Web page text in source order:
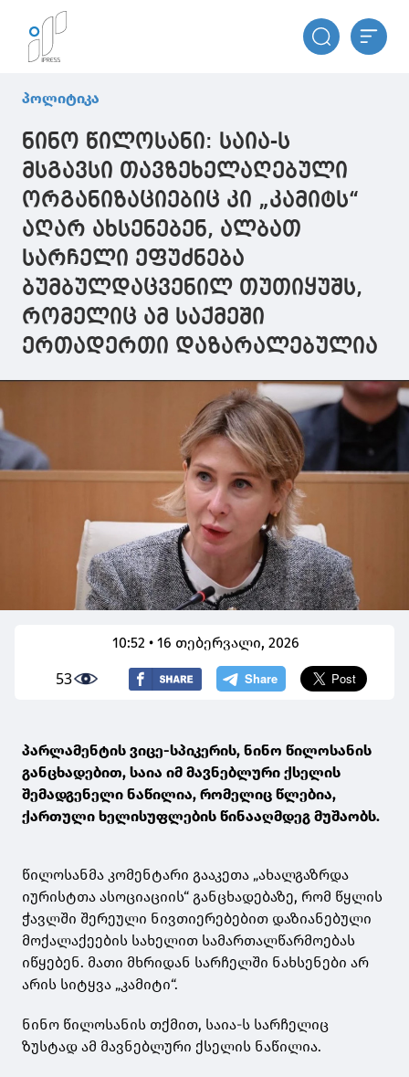
პოლიტიკა
ნინო წილოსანი: საია-ს
მსგავსი თავზეხელაღებული
ორგანიზაციებიც კი „კამიტს“
აღარ ახსენებენ, ალბათ
სარჩელი ეფუძნება
ბუმბულდაცვენილ თუთიყუშს,
რომელიც ამ საქმეში
ერთადერთი დაზარალებულია
10:52 • 16 თებერვალი, 2026
53
პარლამენტის ვიცე-სპიკერის, ნინო წილოსანის
განცხადებით, საია იმ მავნებლური ქსელის
შემადგენელი ნაწილია, რომელიც წლებია,
ქართული ხელისუფლების წინააღმდეგ მუშაობს.
წილოსანმა კომენტარი გააკეთა „ახალგაზრდა
იურისტთა ასოციაციის“ განცხადებაზე, რომ წყლის
ჭავლში შერეული ნივთიერებებით დაზიანებული
მოქალაქეების სახელით სამართალწარმოებას
იწყებენ. მათი მხრიდან სარჩელში ნახსენები არ
არის სიტყვა „კამიტი“.
ნინო წილოსანის თქმით, საია-ს სარჩელიც
ზუსტად ამ მავნებლური ქსელის ნაწილია.